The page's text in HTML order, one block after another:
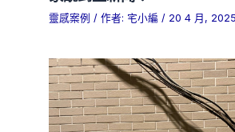
靈感案例 / 作者: 宅小編 / 20 4 月, 2025